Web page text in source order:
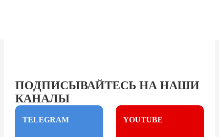
ПОДПИСЫВАЙТЕСЬ НА НАШИ
КАНАЛЫ
TELEGRAM YOUTUBE